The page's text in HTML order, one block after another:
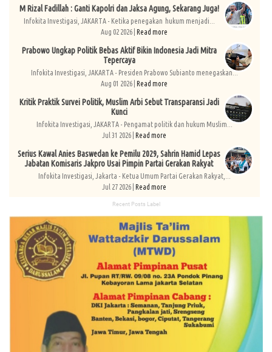
M Rizal Fadillah : Ganti Kapolri dan Jaksa Agung, Sekarang Juga!
Infokita Investigasi, JAKARTA - Ketika penegakan hukum menjadi...
Aug 02 2026 | Read more
Prabowo Ungkap Politik Bebas Aktif Bikin Indonesia Jadi Mitra
Tepercaya
Infokita Investigasi, JAKARTA - Presiden Prabowo Subianto menegaskan...
Aug 01 2026 | Read more
Kritik Praktik Survei Politik, Muslim Arbi Sebut Transparansi Jadi
Kunci
Infokita Investigasi, JAKARTA - Pengamat politik dan hukum Muslim...
Jul 31 2026 | Read more
Serius Kawal Anies Baswedan ke Pemilu 2029, Sahrin Hamid Lepas
Jabatan Komisaris Jakpro Usai Pimpin Partai Gerakan Rakyat
Infokita Investigasi, Jakarta - Ketua Umum Partai Gerakan Rakyat,...
Jul 27 2026 | Read more
Recent Posts Label